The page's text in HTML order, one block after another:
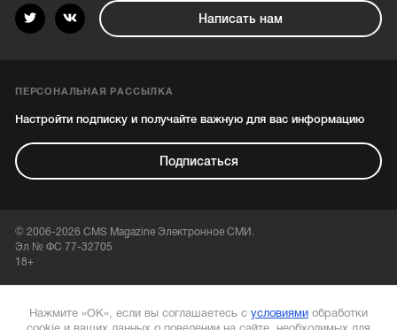
Написать нам
ПЕРСОНАЛЬНАЯ РАССЫЛКА
Настройти подписку и получайте важную для вас информацию
Подписаться
© 2006-2026 CMS Magazine Электронное СМИ.
Эл № ФС 77-32705
18+
Нажмите «ОК», если вы соглашаетесь с условиями обработки